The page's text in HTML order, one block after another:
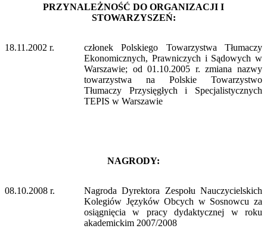
PRZYNALEŻNOŚĆ DO ORGANIZACJI I
STOWARZYSZEŃ:
18.11.2002 r.
członek Polskiego Towarzystwa Tłumaczy
Ekonomicznych, Prawniczych i Sądowych w
Warszawie; od 01.10.2005 r. zmiana nazwy
towarzystwa na Polskie Towarzystwo
Tłumaczy Przysięgłych i Specjalistycznych
TEPIS w Warszawie
NAGRODY:
08.10.2008 r.
Nagroda Dyrektora Zespołu Nauczycielskich
Kolegiów Języków Obcych w Sosnowcu za
osiągnięcia w pracy dydaktycznej w roku
akademickim 2007/2008